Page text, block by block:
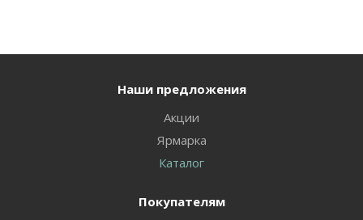
Наши предложения
Акции
Ярмарка
Каталог
Покупателям